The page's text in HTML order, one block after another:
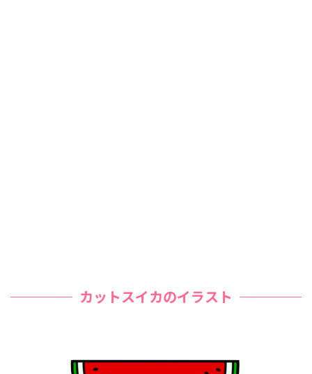
カットスイカのイラスト